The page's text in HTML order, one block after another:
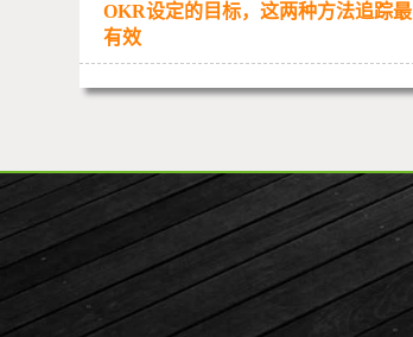
OKR设定的目标，这两种方法追踪最
有效